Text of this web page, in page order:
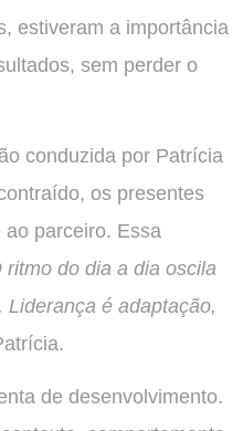
estiveram a importância
sem perder o
conduzida por Patrícia
os presentes
parceiro. Essa
ritmo do dia a dia oscila
é adaptação,
de desenvolvimento.